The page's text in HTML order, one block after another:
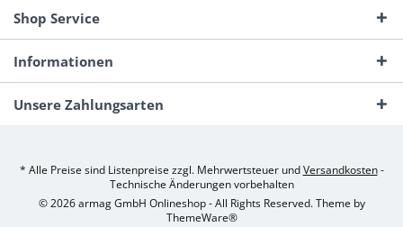
Shop Service
Informationen
Unsere Zahlungsarten
* Alle Preise sind Listenpreise zzgl. Mehrwertsteuer undVersandkosten-
Technische Änderungen vorbehalten
© 2026 armag GmbH Onlineshop - All Rights Reserved. Theme by
ThemeWare®